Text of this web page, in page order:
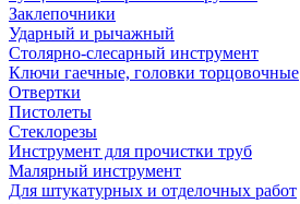
Заклепочники
Ударный и рычажный
Столярно-слесарный инструмент
Ключи гаечные, головки торцовочные
Отвертки
Пистолеты
Стеклорезы
Инструмент для прочистки труб
Малярный инструмент
Для штукатурных и отделочных работ